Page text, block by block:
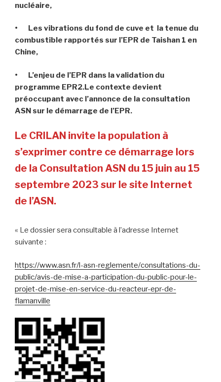
nucléaire,
• Les vibrations du fond de cuve et la tenue du
combustible rapportés sur l’EPR de Taishan 1 en
Chine,
• L’enjeu de l’EPR dans la validation du
programme EPR2.Le contexte devient
préoccupant avec l’annonce de la consultation
ASN sur le démarrage de l’EPR.
Le CRILAN invite la population à
s’exprimer contre ce démarrage lors
de la Consultation ASN du 15 juin au 15
septembre 2023 sur le site Internet
de l’ASN.
« Le dossier sera consultable à l’adresse Internet
suivante :
https://www.asn.fr/l-asn-reglemente/consultations-du-
public/avis-de-mise-a-participation-du-public-pour-le-
projet-de-mise-en-service-du-reacteur-epr-de-
flamanville